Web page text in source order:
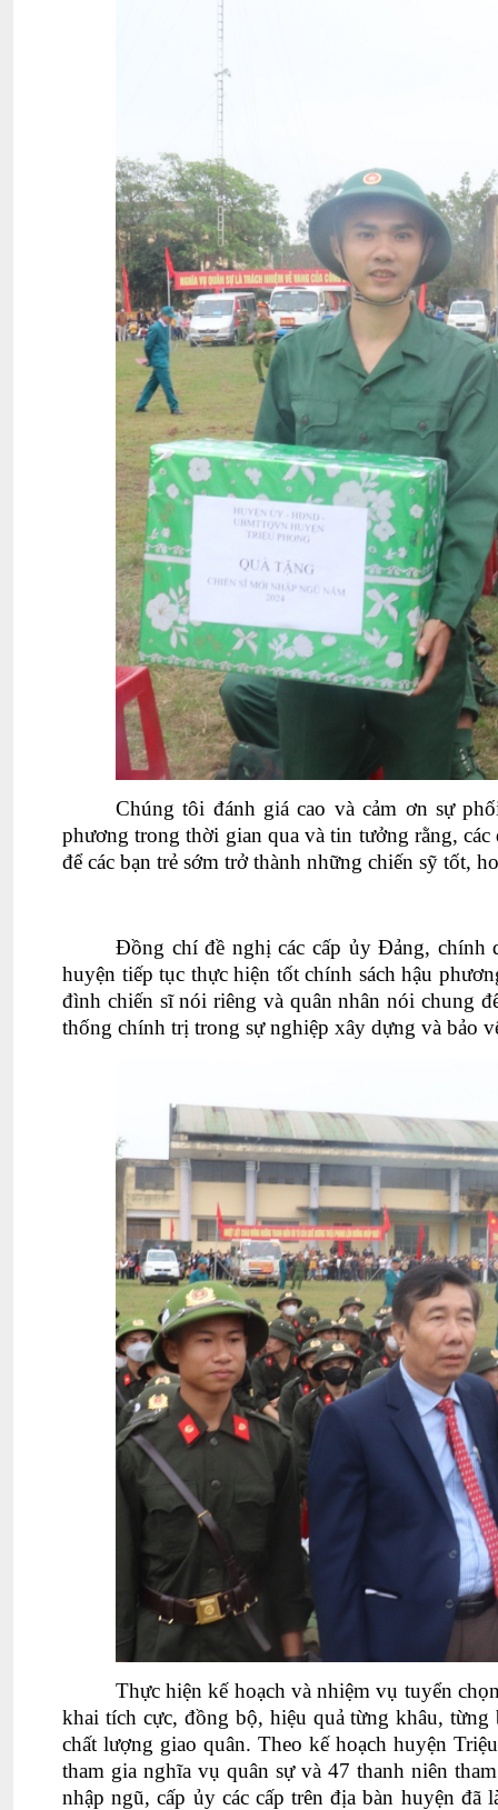
Chúng tôi đánh giá cao và cảm ơn sự
phương trong thời gian qua và tin tưởng rằng,
để các bạn trẻ sớm trở thành những chiến sỹ tốt,
Đồng chí đề nghị các cấp ủy Đảng, chính
huyện tiếp tục thực hiện tốt chính sách hậu
đình chiến sĩ nói riêng và quân nhân nói chung
thống chính trị trong sự nghiệp xây dựng và bảo
Thực hiện kế hoạch và nhiệm vụ tuyển
khai tích cực, đồng bộ, hiệu quả từng khâu,
chất lượng giao quân. Theo kế hoạch huyện
tham gia nghĩa vụ quân sự và 47 thanh niên
nhập ngũ, cấp ủy các cấp trên địa bàn huyện